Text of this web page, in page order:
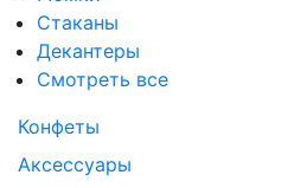
Стаканы
Декантеры
Смотреть все
Конфеты
Аксессуары